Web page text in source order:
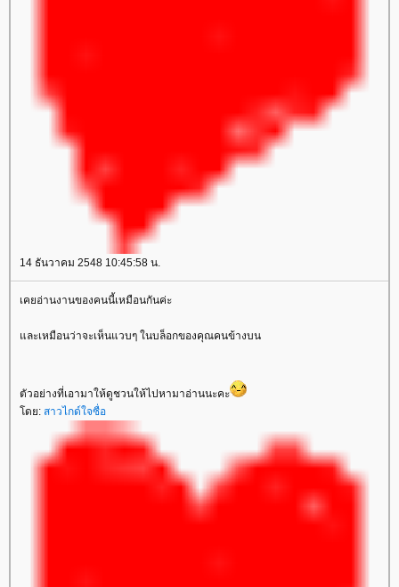
14 ธันวาคม 2548 10:45:58 น.
เคยอ่านงานของคนนี้เหมือนกันค่ะ
ละเหมือนว่าจะเห็นแวบๆ ในบล็อกของคุณคนข้างบน
ตัวอย่างที่เอามาให้ดูชวนให้ไปหามาอ่านนะคะ
ดย: สาวไกด์ใจซื่อ